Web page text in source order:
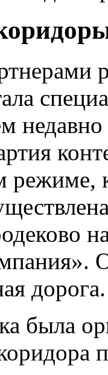
режиме,
дорога.
была